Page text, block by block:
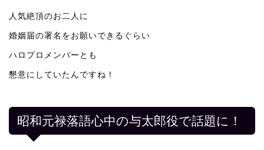
人気絶頂のお二人に
婚姻届の署名をお願いできるぐらい
ハロプロメンバーとも
懇意にしていたんですね！
昭和元禄落語心中の与太郎役で話題に！